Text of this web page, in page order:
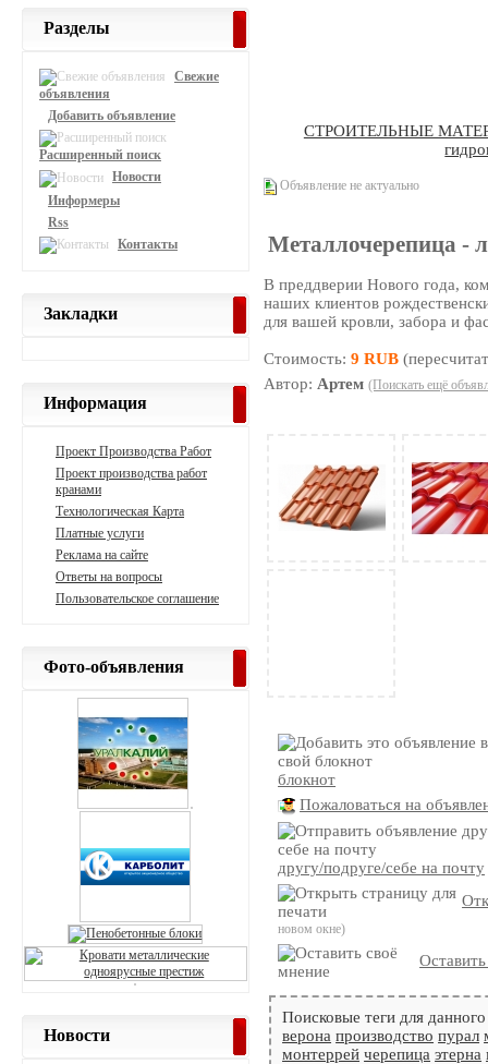
СТРОИТЕЛЬНЫЕ
Объявление не актуально
Металлочерепица -
В преддверии Нового года,
наших клиентов
для вашей кровли, забора и
Стоимость:9 RUB
Автор: Артем (Поискать ещё
блокнот
Пожаловаться на
другу/подруге/себе на почту
новом окне)
Поисковые теги для
верона производство пурал
монтеррей черепица этерна
Разделы
Свежие
объявления
Добавить объявление
Расширенный поиск
Новости
Информеры
Rss
Контакты
Закладки
Информация
Проект Производства Работ
Проект производства работ
кранами
Технологическая Карта
Платные услуги
Реклама на сайте
Ответы на вопросы
Пользовательское соглашение
Фото-объявления
Новости